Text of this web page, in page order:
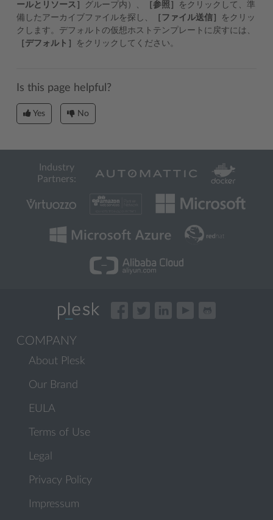
ールとリソース］
グループ内）、 ［参照］
をクリックして、準
備したアーカイブファイルを探し、
［ファイル送信］
をクリッ
クします。デフォルトの仮想ホストテンプレートに戻すには、
［デフォルト］
をクリックしてください。
Is this page helpful?
Yes No
Industry
Partners:
COMPANY
About Plesk
Our Brand
EULA
Terms of Use
Legal
Privacy Policy
Impressum